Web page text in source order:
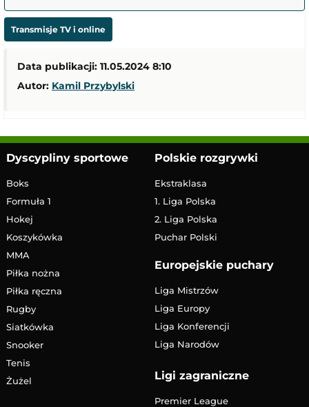
Transmisje TV i online
Data publikacji: 11.05.2024 8:10
Autor: Kamil Przybylski
Dyscypliny sportowe
Boks
Formuła 1
Hokej
Koszykówka
MMA
Piłka nożna
Piłka ręczna
Rugby
Siatkówka
Snooker
Tenis
Żużel
Polskie rozgrywki
Ekstraklasa
1. Liga Polska
2. Liga Polska
Puchar Polski
Europejskie puchary
Liga Mistrzów
Liga Europy
Liga Konferencji
Liga Narodów
Ligi zagraniczne
Premier League